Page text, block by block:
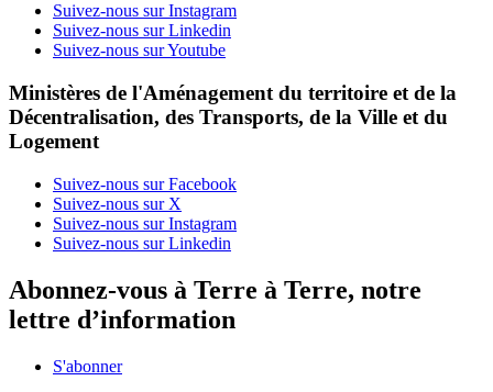
Suivez-nous sur Instagram
Suivez-nous sur Linkedin
Suivez-nous sur Youtube
Ministères de l'Aménagement du territoire et de la
Décentralisation, des Transports, de la Ville et du
Logement
Suivez-nous sur Facebook
Suivez-nous sur X
Suivez-nous sur Instagram
Suivez-nous sur Linkedin
Abonnez-vous à Terre à Terre, notre
lettre d’information
S'abonner